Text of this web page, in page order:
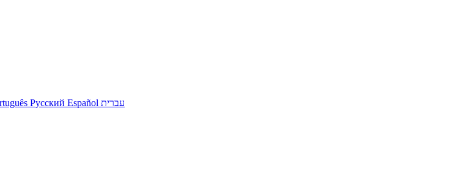
Русский Español עברית